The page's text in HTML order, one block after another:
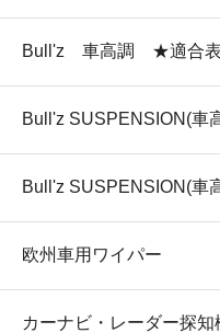
Bull'z 車高調 ★適合
Bull'z SUSPENSION(車
Bull'z SUSPENSION(車
欧州車用ワイパー
カーナビ・レーダー探知